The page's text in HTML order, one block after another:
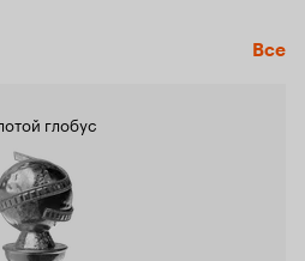
Все
глобус